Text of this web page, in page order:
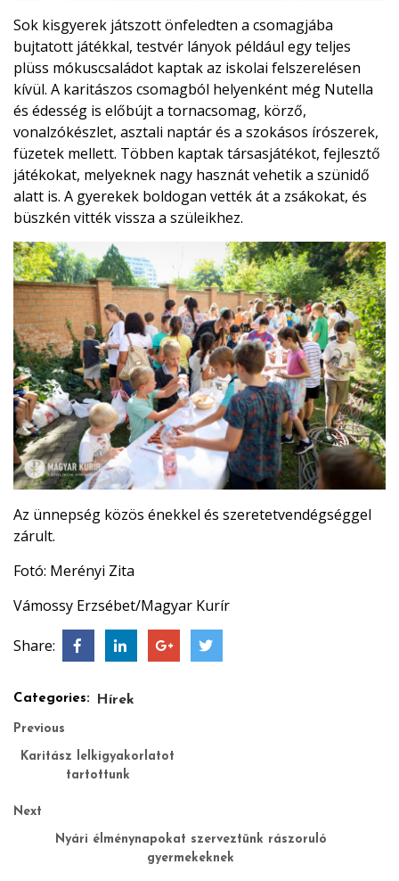
Sok kisgyerek játszott önfeledten a csomagjába
bujtatott játékkal, testvér lányok például egy teljes
plüss mókuscsaládot kaptak az iskolai felszerelésen
kívül. A karitászos csomagból helyenként még Nutella
és édesség is előbújt a tornacsomag, körző,
vonalzókészlet, asztali naptár és a szokásos írószerek,
füzetek mellett. Többen kaptak társasjátékot, fejlesztő
játékokat, melyeknek nagy hasznát vehetik a szünidő
alatt is. A gyerekek boldogan vették át a zsákokat, és
büszkén vitték vissza a szüleikhez.
Az ünnepség közös énekkel és szeretetvendégséggel
zárult.
Fotó: Merényi Zita
Vámossy Erzsébet/Magyar Kurír
Share:
Categories: Hírek
Previous
Karitász lelkigyakorlatot
tartottunk
Next
Nyári élménynapokat szerveztünk rászoruló
gyermekeknek